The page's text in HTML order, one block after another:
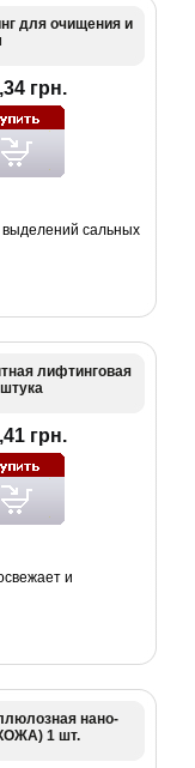
для очищения и
грн.
сальных
лифтинговая
грн.
и
нано-
1 шт.